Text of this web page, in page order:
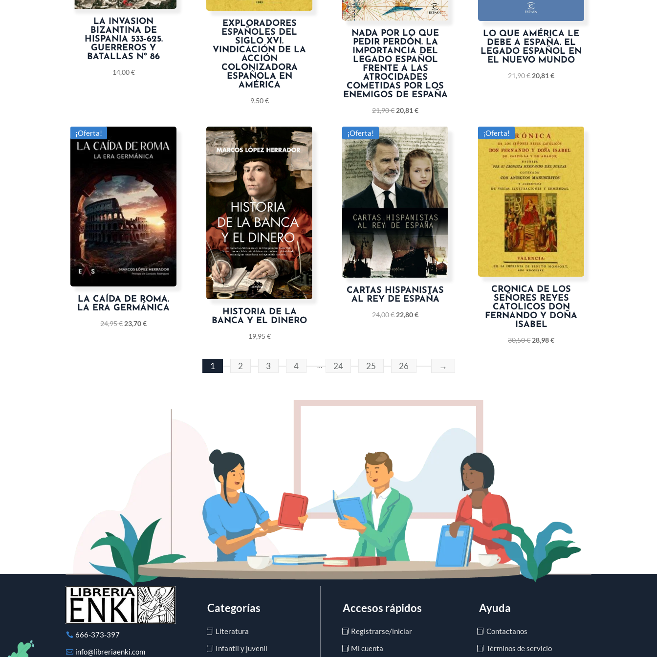
LA INVASION
BIZANTINA DE
HISPANIA 533-625.
GUERREROS Y
BATALLAS Nº 86
14,00€
EXPLORADORES
ESPAÑOLES DEL
SIGLO XVI.
VINDICACIÓN DE LA
ACCIÓN
COLONIZADORA
ESPAÑOLA EN
AMÉRICA
9,50€
NADA POR LO QUE
PEDIR PERDÓN. LA
IMPORTANCIA DEL
LEGADO ESPAÑOL
FRENTE A LAS
ATROCIDADES
COMETIDAS POR LOS
ENEMIGOS DE ESPAÑA
21,90€ 20,81€
LO QUE AMÉRICA LE
DEBE A ESPAÑA. EL
LEGADO ESPAÑOL EN
EL NUEVO MUNDO
21,90€ 20,81€
¡Oferta!
LA CAÍDA DE ROMA.
LA ERA GERMÁNICA
24,95€ 23,70€
HISTORIA DE LA
BANCA Y EL DINERO
19,95 €
¡Oferta!
CARTAS HISPANISTAS
AL REY DE ESPAÑA
24,00€ 22,80€
¡Oferta!
CRONICA DE LOS
SEÑORES REYES
CATOLICOS DON
FERNANDO Y DOÑA
ISABEL
30,50€28,98€
1 2 3 4 … 24 25 26 →
666-373-397
info@libreriaenki.com
Categorías
Literatura
Infantil y juvenil
Accesos rápidos
Registrarse/iniciar
Mi cuenta
Ayuda
Contactanos
Términos de servicio